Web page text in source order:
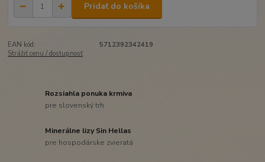
Pridať do košíka
EAN kód:
5712392342419
Strážiť cenu / dostupnosť
Rozsiahla ponuka krmiva
pre slovenský trh
Minerálne lizy Sin Hellas
pre hospodárske zvieratá